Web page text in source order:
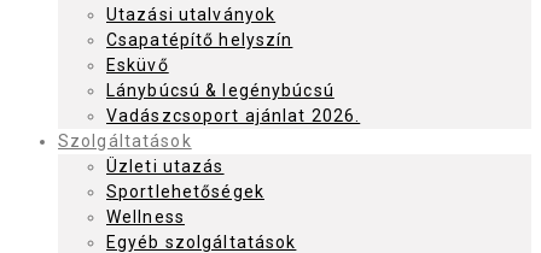
Utazási utalványok
Csapatépítő helyszín
Esküvő
Lánybúcsú & legénybúcsú
Vadászcsoport ajánlat 2026.
Szolgáltatások
Üzleti utazás
Sportlehetőségek
Wellness
Egyéb szolgáltatások